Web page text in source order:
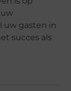
uw gasten in
succes als